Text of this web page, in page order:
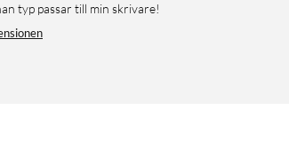
typ passar till min skrivare!